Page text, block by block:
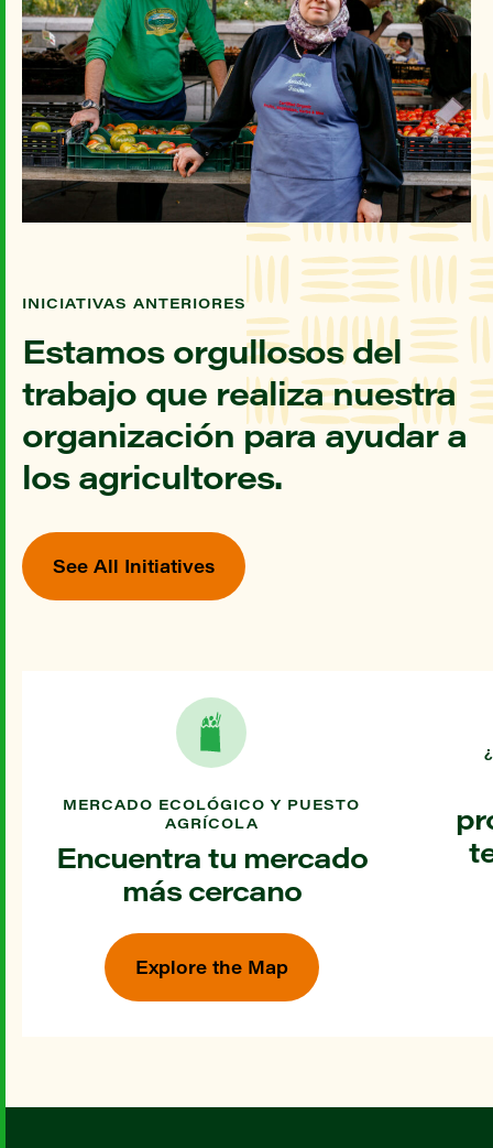
INICIATIVAS ANTERIORES
Estamos orgullosos del
trabajo que realiza nuestra
organización para ayudar a
los agricultores.
See All Initiatives
MERCADO ECOLÓGICO Y PUESTO
AGRÍCOLA
Encuentra tu mercado
más cercano
Explore the Map